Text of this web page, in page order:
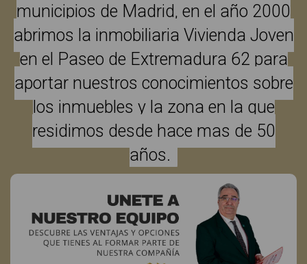
municipios de Madrid, en el año 2000
abrimos la inmobiliaria Vivienda Joven
en el Paseo de Extremadura 62 para
aportar nuestros conocimientos sobre
los inmuebles y la zona en la que
residimos desde hace mas de 50
años.